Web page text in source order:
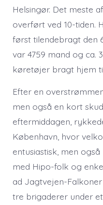
Helsingør. Det meste
overført ved 10-tiden.
først tilendebragt den
var 4759 mand og ca.
køretøjer bragt hjem
Efter en
men også en kort
eftermiddagen,
København, hvor
entusiastisk, men
med Hipo-folk og
ad Jagtvejen-
tre brigaderer under